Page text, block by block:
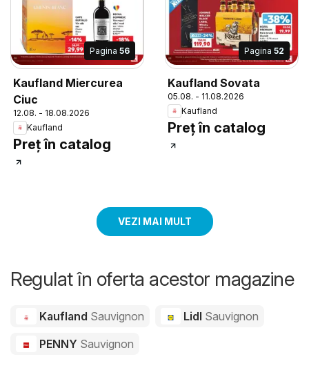
Pagina 56
Kaufland Miercurea
Ciuc
12.08. - 18.08.2026
Kaufland
Preț în catalog
Pagina 52
Kaufland Sovata
05.08. - 11.08.2026
Kaufland
Preț în catalog
VEZI MAI MULT
Regulat în oferta acestor magazine
Kaufland Sauvignon Lidl Sauvignon
PENNY Sauvignon